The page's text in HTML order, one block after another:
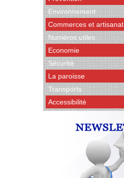
Environnement
Commerces et artisanat
Numéros utiles
Economie
Sécurité
La paroisse
Transports
Accessibilité